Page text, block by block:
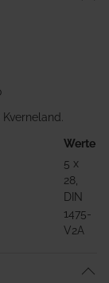
Werte
5 x
28,
DIN
1475-
V2A